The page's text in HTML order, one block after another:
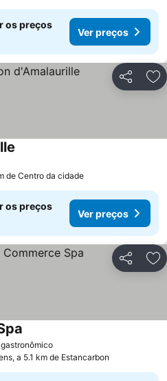
os preços
Ver preços
Partilhar
de Centro da cidade
os preços
Ver preços
Partilhar
a 5.1 km de Estancarbon